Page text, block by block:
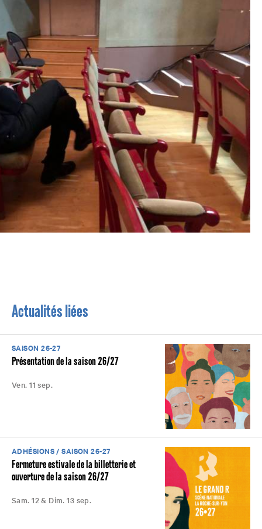
Actualités liées
SAISON 26-27
Présentation de la saison 26/27
Ven. 11 sep.
ADHÉSIONS / SAISON 26-27
Fermeture estivale de la billetterie et
ouverture de la saison 26/27
Sam. 12 & Dim. 13 sep.